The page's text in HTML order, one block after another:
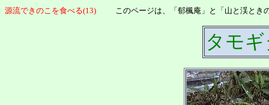
源流できのこを食べる(13) このページは、「郁楓庵」と「山と渓とき
タモ